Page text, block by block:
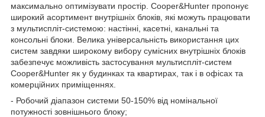
максимально оптимізувати простір. Cooper&Hunter пропонує
широкий асортимент внутрішніх блоків, які можуть працювати
з мультиспліт-системою: настінні, касетні, канальні та
консольні блоки. Велика універсальність використання цих
систем завдяки широкому вибору сумісних внутрішніх блоків
забезпечує можливість застосування мультиспліт-систем
Cooper&Hunter як у будинках та квартирах, так і в офісах та
комерційних приміщеннях.
- Робочий діапазон системи 50-150% від номінальної
потужності зовнішнього блоку;